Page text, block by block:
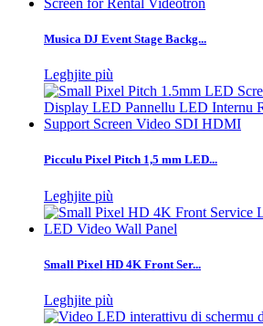
Musica DJ Event Stage Backg...
Leghjite più
Picculu Pixel Pitch 1,5 mm LED...
Leghjite più
Small Pixel HD 4K Front Ser...
Leghjite più